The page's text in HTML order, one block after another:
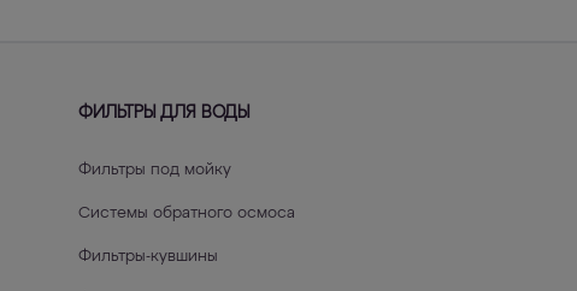
ФИЛЬТРЫ ДЛЯ ВОДЫ
Фильтры под мойку
Системы обратного осмоса
Фильтры-кувшины